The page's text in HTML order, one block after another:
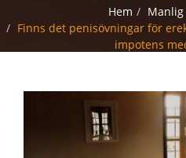
Hem
Finns det penisövningar för
impotens